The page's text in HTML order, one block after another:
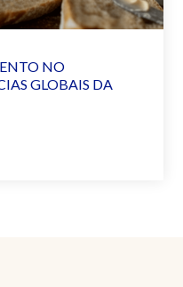
NO
GLOBAIS DA